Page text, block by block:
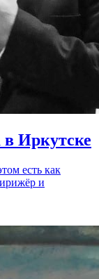
Иркутске
есть как
и